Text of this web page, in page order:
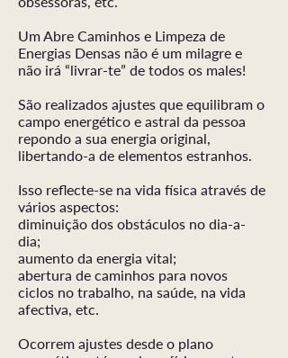
Um Abre Caminhos e Limpeza de
Energias Densas não é um milagre e
não irá “livrar-te” de todos os males!
São realizados ajustes que equilibram o
campo energético e astral da pessoa
repondo a sua energia original,
libertando-a de elementos estranhos.
Isso reflecte-se na vida física através de
vários aspectos:
diminuição dos obstáculos no dia-a-
dia;
aumento da energia vital;
abertura de caminhos para novos
ciclos no trabalho, na saúde, na vida
afectiva, etc.
Ocorrem ajustes desde o plano